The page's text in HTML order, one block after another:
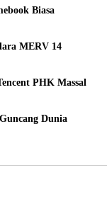
Biasa
MERV 14
PHK Massal
Dunia